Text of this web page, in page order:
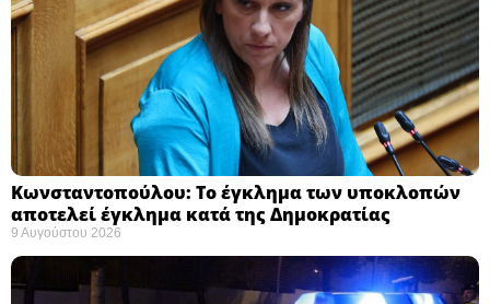
Κωνσταντοπούλου: Το έγκλημα των υποκλοπών
αποτελεί έγκλημα κατά της Δημοκρατίας ​
9 Αυγούστου 2026